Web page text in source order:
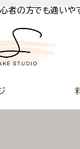
者の方でも通いやす